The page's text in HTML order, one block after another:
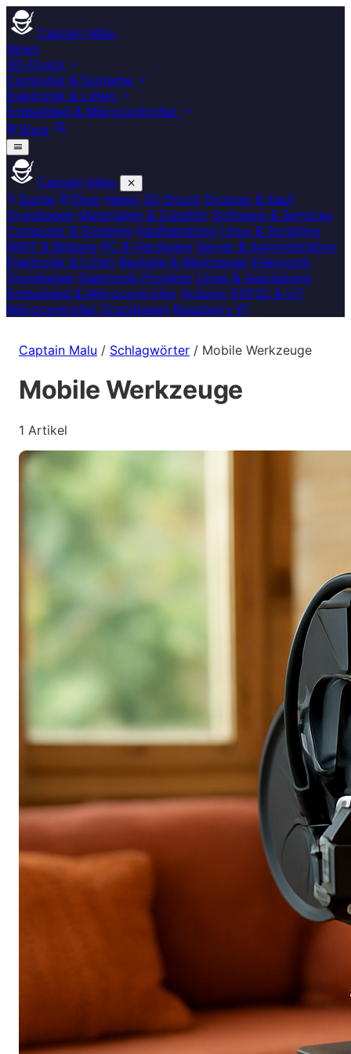
Captain Malu
News
3D-Druck
Computer & Systeme
Elektronik & Löten
Embedded & Mikrocontroller
Shop
Captain Malu
Suche
Shop News 3D-Druck Drucker & Kauf
Grundlagen Materialien & Zubehör Software & Services
Computer & Systeme Kaufberatung Linux & Scripting
MINT & Bildung PC & Hardware Server & Administration
Elektronik & Löten Bauteile & Werkzeuge Elektronik
Grundlagen Elektronik Projekte Löten & Ausrüstung
Embedded & Mikrocontroller Arduino ESP32 & IoT
Mikrocontroller Grundlagen Raspberry Pi
Captain Malu / Schlagwörter / Mobile Werkzeuge
Mobile Werkzeuge
1 Artikel